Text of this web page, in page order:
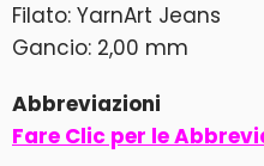
Filato: YarnArt Jeans
Gancio: 2,00 mm
Abbreviazioni
Fare Clic per le